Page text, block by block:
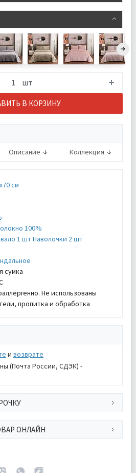
шт
В КОРЗИНУ
Описание Коллекция
см
100%
1 шт Наволочки 2 шт
сумка
Не использованы
пропитка и обработка
и возврате
(Почта России, СДЭК) -
ОНЛАЙН